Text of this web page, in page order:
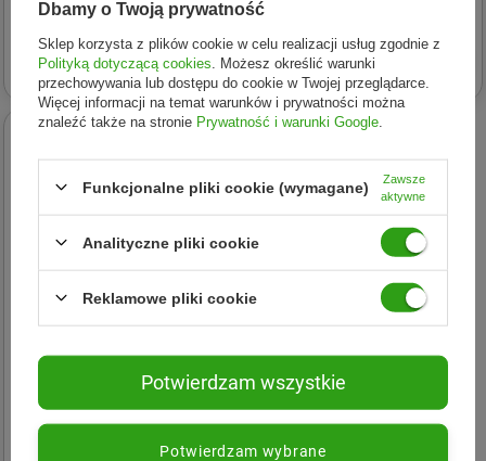
tłuszczowe 946 ml
97,33 zł
ZM8+ booster testosteronu
90 kaps.
38,77 zł
PVL Mutant Mass XXXtreme
Gainer 5450g smak
Dbamy o Twoją prywatność
Sklep korzysta z plików cookie w celu realizacji usług zgodnie z
Polityką dotyczącą cookies . Możesz określić warunki
przechowywania lub dostępu do cookie w Twojej przeglądarce.
Więcej informacji na temat warunków i prywatności można
znaleźć także na stronie Prywatność i warunki Google
Funkcjonalne pliki cookie (wymagane)
Zawsze
aktywne
Analityczne pliki cookie
Reklamowe pliki cookie
Potwierdzam wybrane
Potwierdzam wszystkie